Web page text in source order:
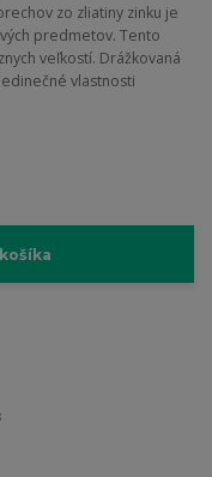
zo zliatiny zinku je
predmetov. Tento
veľkostí. Drážkovaná
vlastnosti